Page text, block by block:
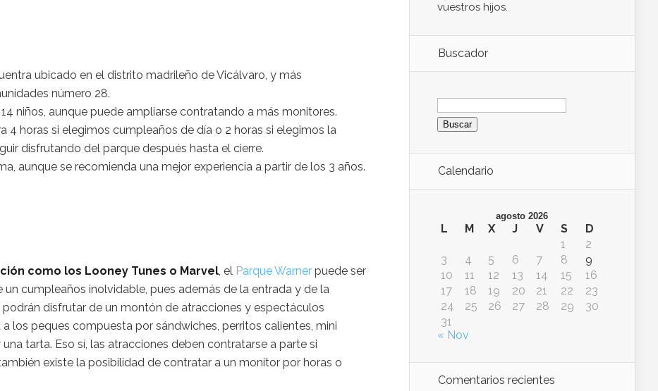
ubicado en el distrito madrileño de Vicálvaro, y más
número 28.
niños, aunque puede ampliarse contratando a más monitores.
4 horas si elegimos cumpleaños de día o 2 horas si elegimos la
disfrutando del parque después hasta el cierre.
aunque se recomienda una mejor experiencia a partir de los 3 años.
como los Looney Tunes o Marvel , el Parque Warner puede ser
cumpleaños inolvidable, pues además de la entrada y de la
disfrutar de un montón de atracciones y espectáculos
los peques compuesta por sándwiches, perritos calientes, mini
tarta. Eso sí, las atracciones deben contratarse a parte si
existe la posibilidad de contratar a un monitor por horas o
vuestros hijos.
Buscador
Buscar:
Calendario
agosto 2026
L M X J V S
D
1
2
3
4 5 6 7 8
9
10
11 12 13 14 15
16
17
18 19 20 21 22
23
24
25 26 27 28 29
30
31
« Nov
Comentarios recientes